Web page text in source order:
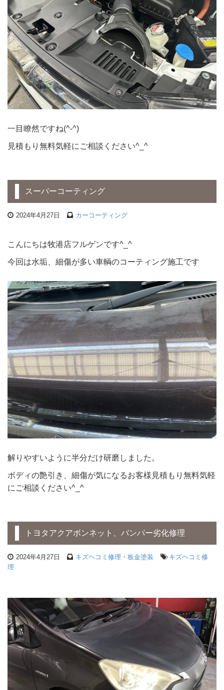
一目瞭然ですね(^-^)
見積もり無料気軽にご相談ください^_^
スーパーコーティング
2024年4月27日 カーコーティング
こんにちは牧港店フルゲンです^_^
今回は水垢、細傷が多い車輌のコーティング施工です
解りやすいように半分だけ研磨しました。
ボディの艶引き、細傷が気になるお客様見積もり無料気軽
にご相談ください^_^
トヨタアクアボンネット、バンパー劣化修理
2024年4月27日 キズヘコミ修理・板金塗装
キズヘコミ修
理